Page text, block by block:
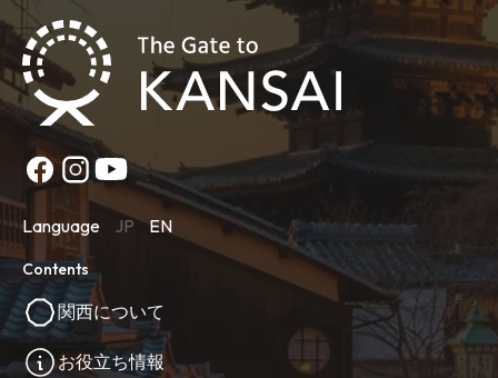
Language JP EN
Contents
関西について
お役立ち情報